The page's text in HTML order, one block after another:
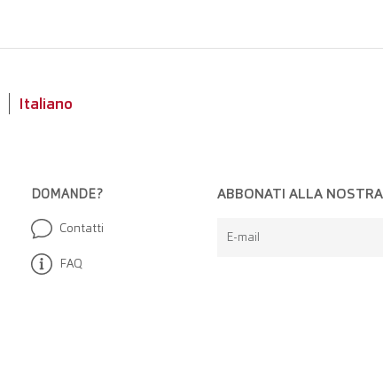
Italiano
DOMANDE?
Contatti
FAQ
ABBONATI ALLA
E-mail